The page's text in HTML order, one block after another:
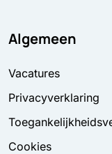
Algemeen
Vacatures
Privacyverklaring
Cookies